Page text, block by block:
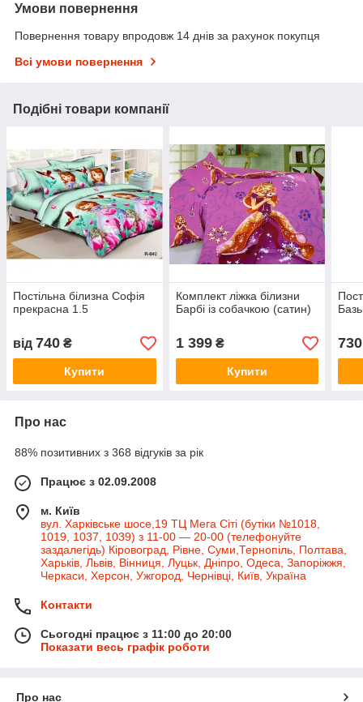
Умови повернення
Повернення товару впродовж 14 днів за рахунок покупця
Всі умови повернення
Подібні товари компанії
Постільна білизна Софія
прекрасна 1.5
від 740 ₴
Купити
Комплект ліжка білизни
Барбі із собачкою (сатин)
1 399₴
Купити
730
Про нас
88% позитивних з 368 відгуків за рік
Працює з 02.09.2008
м. Київ
вул. Харківське шосе,19 ТЦ Мега Сіті (бутіки №1018,
1019, 1037, 1039) з 11-00 — 20-00 (телефонуйте
заздалегідь) Кіровоград, Рівне, Суми,Тернопіль, Полтава,
Харьків, Львів, Вінниця, Луцьк, Дніпро, Одеса, Запоріжжя,
Черкаси, Херсон, Ужгород, Чернівці, Київ, Україна
Контакти
Сьогодні працює з 11:00 до 20:00
Показати весь графік роботи
Про нас